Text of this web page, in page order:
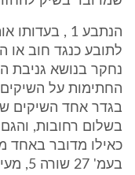
הנתבע 1 ,
נחקר בנושא גניבת
החתימות על
בגדר אחד השיקים
בשלום רחובות,
בעמ'